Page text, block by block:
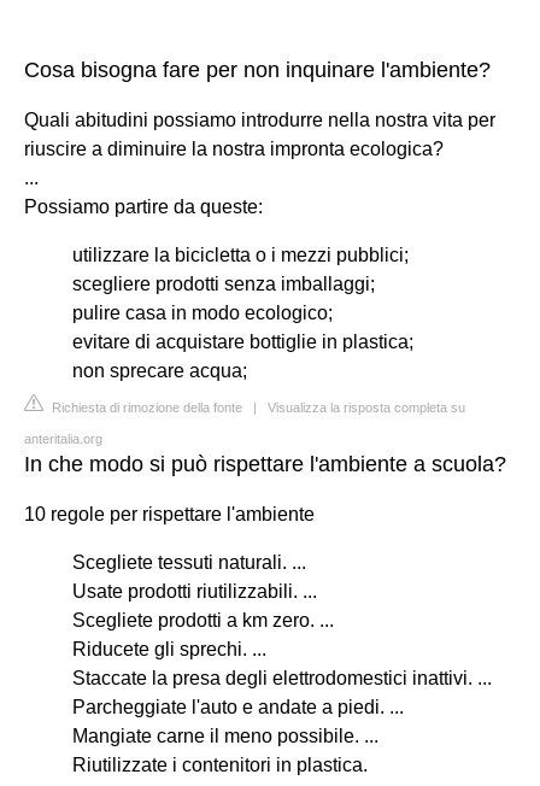
Cosa bisogna fare per non inquinare l'ambiente?
Quali abitudini possiamo introdurre nella nostra vita per
riuscire a diminuire la nostra impronta ecologica?
...
Possiamo partire da queste:
utilizzare la bicicletta o i mezzi pubblici;
scegliere prodotti senza imballaggi;
pulire casa in modo ecologico;
evitare di acquistare bottiglie in plastica;
non sprecare acqua;
Richiesta di rimozione della fonte | Visualizza la risposta completa su
anteritalia.org
In che modo si può rispettare l'ambiente a scuola?
10 regole per rispettare l'ambiente
Scegliete tessuti naturali. ...
Usate prodotti riutilizzabili. ...
Scegliete prodotti a km zero. ...
Riducete gli sprechi. ...
Staccate la presa degli elettrodomestici inattivi. ...
Parcheggiate l'auto e andate a piedi. ...
Mangiate carne il meno possibile. ...
Riutilizzate i contenitori in plastica.